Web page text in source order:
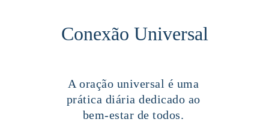
Conexão Universal
A oração universal é uma
prática diária dedicado ao
bem-estar de todos.